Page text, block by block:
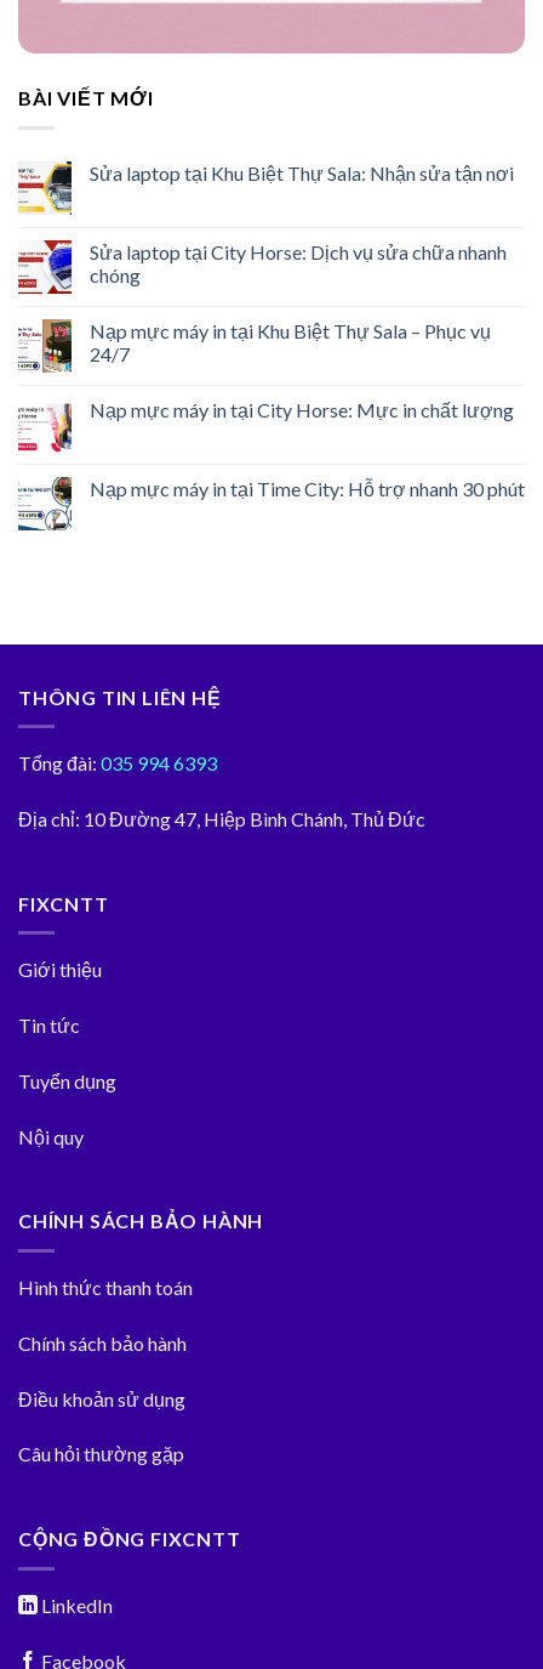
BÀI VIẾT MỚI
Sửa laptop tại Khu Biệt Thự Sala: Nhận sửa tận nơi
Sửa laptop tại City Horse: Dịch vụ sửa chữa nhanh
chóng
Nạp mực máy in tại Khu Biệt Thự Sala – Phục vụ
24/7
Nạp mực máy in tại City Horse: Mực in chất lượng
Nạp mực máy in tại Time City: Hỗ trợ nhanh 30 phút
THÔNG TIN LIÊN HỆ
Tổng đài: 035 994 6393
Địa chỉ: 10 Đường 47, Hiệp Bình Chánh, Thủ Đức
FIXCNTT
Giới thiệu
Tin tức
Tuyển dụng
Nội quy
CHÍNH SÁCH BẢO HÀNH
Hình thức thanh toán
Chính sách bảo hành
Điều khoản sử dụng
Câu hỏi thường gặp
CỘNG ĐỒNG FIXCNTT
LinkedIn
Facebook